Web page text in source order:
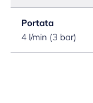
Portata
4 l/min (3 bar)